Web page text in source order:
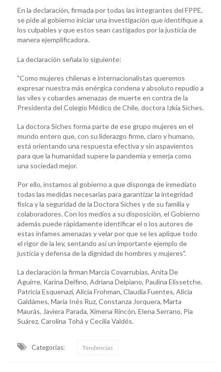
En la declaración, firmada por todas las integrantes del FPPE,
se pide al gobierno iniciar una investigación que identifique a
los culpables y que estos sean castigados por la justicia de
manera ejemplificadora.
La declaración señala lo siguiente:
"Como mujeres chilenas e internacionalistas queremos
expresar nuestra más enérgica condena y absoluto repudio a
las viles y cobardes amenazas de muerte en contra de la
Presidenta del Colegio Médico de Chile, doctora Izkia Siches.
La doctora Siches forma parte de ese grupo mujeres en el
mundo entero que, con su liderazgo firme, claro y humano,
está orientando una respuesta efectiva y sin aspavientos
para que la humanidad supere la pandemia y emerja como
una sociedad mejor.
Por ello, instamos al gobierno a que disponga de inmediato
todas las medidas necesarias para garantizar la integridad
física y la seguridad de la Doctora Siches y de su familia y
colaboradores. Con los medios a su disposición, el Gobierno
además puede rápidamente identificar el o los autores de
estas infames amenazas y velar por que se les aplique todo
el rigor de la ley, sentando así un importante ejemplo de
justicia y defensa de la dignidad de hombres y mujeres".
La declaración la firman Marcia Covarrubias, Anita De
Aguirre, Karina Delfino, Adriana Delpiano, Paulina Elissetche,
Patricia Esquenazi, Alicia Frohman, Claudia Fuentes, Alicia
Galdámes, María Inés Ruz, Constanza Jorquera, Marta
Maurás, Javiera Parada, Ximena Rincón, Elena Serrano, Pía
Suárez, Carolina Tohá y Cecilia Valdés.
Categorias: Tendencias